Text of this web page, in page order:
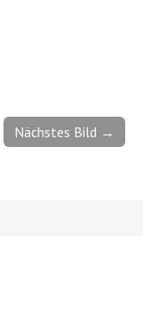
Nächstes Bild →